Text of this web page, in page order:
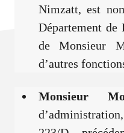
Nimzatt, est
Département de
de Monsieur
d’autres
Monsieur